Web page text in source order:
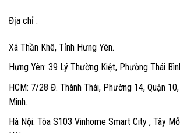
Địa chỉ :
Xã Thần Khê, Tỉnh Hưng Yên.
Hưng Yên: 39 Lý Thường Kiệt, Phường Thái
HCM: 7/28 Đ. Thành Thái, Phường 14, Quận
Minh.
Hà Nội: Tòa S103 Vinhome Smart City , Tây